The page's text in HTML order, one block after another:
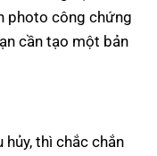
photo công chứng
cần tạo một bản
thì chắc chắn